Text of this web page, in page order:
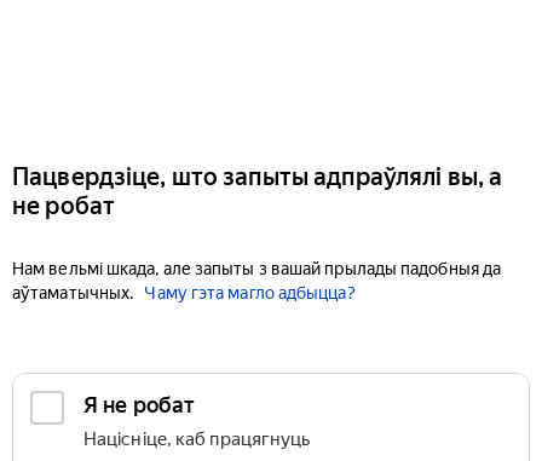
Пацвердзіце, што запыты адпраўлялі вы, а
не робат
Нам вельмі шкада, але запыты з вашай прылады падобныя да
аўтаматычных.
Чаму гэта магло адбыцца?
Я не робат
Націсніце, каб працягнуць